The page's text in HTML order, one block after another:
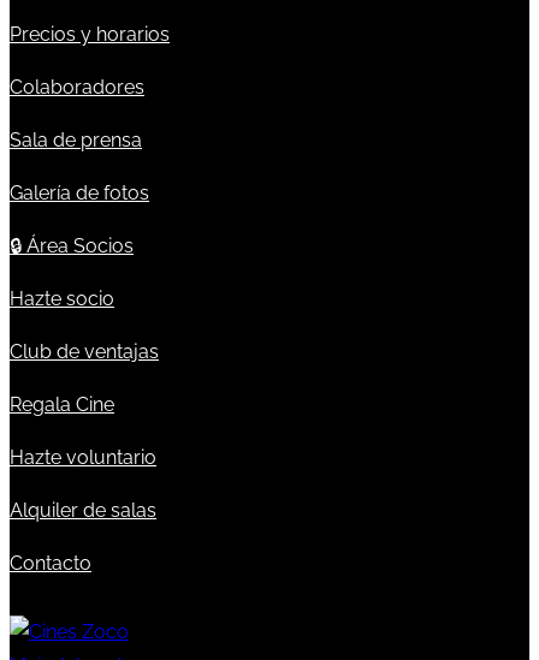
Precios y horarios
Colaboradores
Sala de prensa
Galería de fotos
🔒 Área Socios
Hazte socio
Club de ventajas
Regala Cine
Hazte voluntario
Alquiler de salas
Contacto